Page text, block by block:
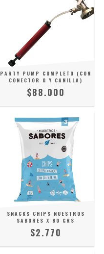
PARTY PUMP COMPLETO (CON
CONECTOR G Y CANILLA)
$88.000
SNACKS CHIPS NUESTROS
SABORES X 80 GRS
$2.770